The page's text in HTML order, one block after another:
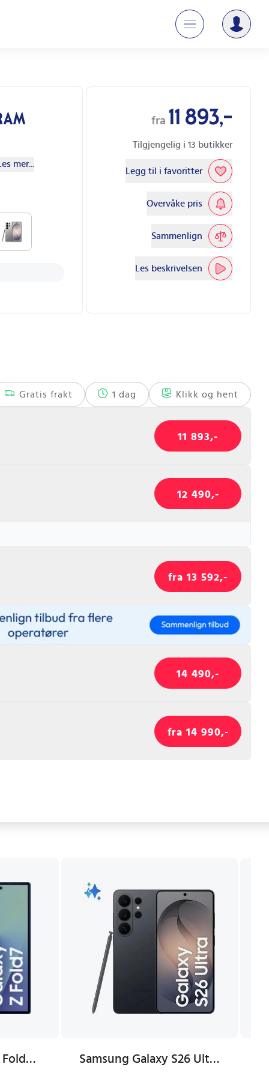
Les mer...
fra 11 893,-
Tilgjengelig i 13 butikker
Legg til i favoritter
Overvåke pris
Sammenlign
Les beskrivelsen
Gratis frakt 1 dag Klikk og hent
11 893,-
12 490,-
fra 13 592,-
14 490,-
fra 14 990,-
Samsung Galaxy Z Fold7 12GB 256GB 5G Smarttelefon Blå Samsung Galaxy S26 Ultra 12GB RAM 256GB Sort Mobiltelefon